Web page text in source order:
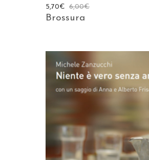
6,00€
5,70€
Brossura
AGGIUNGI AL CARRELLO